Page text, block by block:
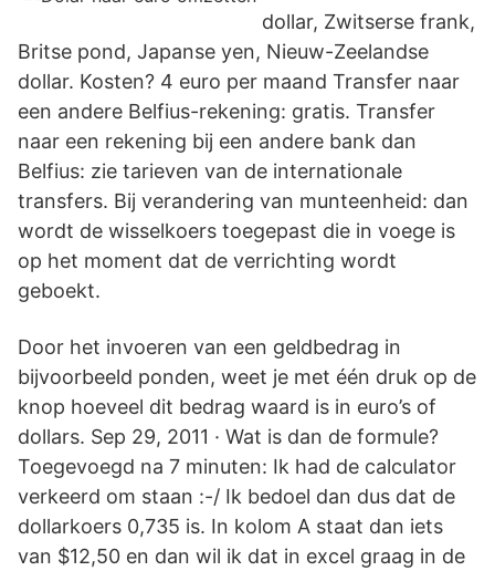
dollar, Zwitserse frank,
Britse pond, Japanse yen, Nieuw-Zeelandse
dollar. Kosten? 4 euro per maand Transfer naar
een andere Belfius-rekening: gratis. Transfer
naar een rekening bij een andere bank dan
Belfius: zie tarieven van de internationale
transfers. Bij verandering van munteenheid: dan
wordt de wisselkoers toegepast die in voege is
op het moment dat de verrichting wordt
geboekt.
Door het invoeren van een geldbedrag in
bijvoorbeeld ponden, weet je met één druk op de
knop hoeveel dit bedrag waard is in euro’s of
dollars. Sep 29, 2011 · Wat is dan de formule?
Toegevoegd na 7 minuten: Ik had de calculator
verkeerd om staan :-/ Ik bedoel dan dus dat de
dollarkoers 0,735 is. In kolom A staat dan iets
van $12,50 en dan wil ik dat in excel graag in de